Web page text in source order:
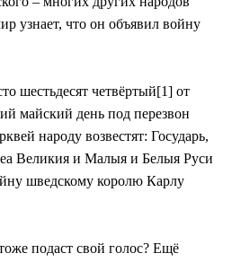
узнает, что он объявил войну
шестьдесят четвёртый[1] от
майский день под перезвон
народу возвестят: Государь,
Великия и Малыя и Белыя Руси
шведскому королю Карлу
подаст свой голос? Ещё